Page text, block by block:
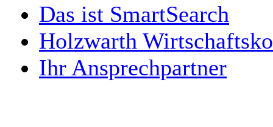
Das ist SmartSearch
Holzwarth
Ihr Ansprechpartner